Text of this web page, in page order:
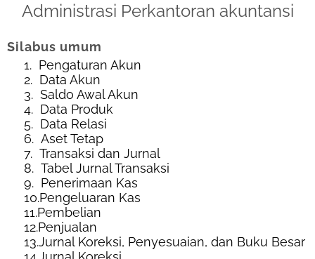
Administrasi Perkantoran akuntansi
Silabus umum
1. Pengaturan Akun
2. Data Akun
3. Saldo Awal Akun
4. Data Produk
5. Data Relasi
6. Aset Tetap
7. Transaksi dan Jurnal
8. Tabel Jurnal Transaksi
9. Penerimaan Kas
10.Pengeluaran Kas
11.Pembelian
12.Penjualan
13.Jurnal Koreksi, Penyesuaian, dan Buku Besar